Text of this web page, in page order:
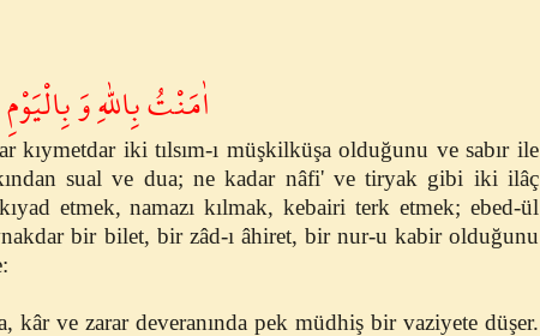
اٰمَنْتُ بِاللّٰهِ وَ
kıymetdar iki tılsım-ı müşkilküşa olduğunu ve sabır ile
sual ve dua; ne kadar nâfi' ve tiryak gibi iki ilâç
etmek, namazı kılmak, kebairi terk etmek; ebed-ül
bir bilet, bir zâd-ı âhiret, bir nur-u kabir olduğunu
kâr ve zarar deveranında pek müdhiş bir vaziyete düşer.